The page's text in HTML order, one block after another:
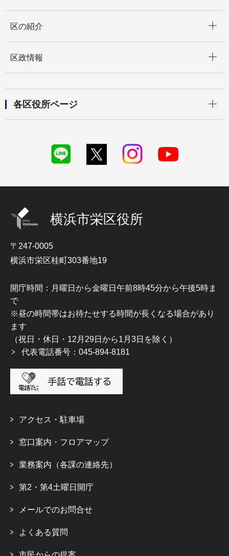
区の紹介
区政情報
各区役所ページ
横浜市栄区役所
〒247-0005
横浜市栄区桂町303番地19
開庁時間：月曜日から金曜日午前8時45分から午後5時ま
で
※昼の時間帯はお待たせする時間が長くなる場合があり
ます
（祝日・休日・12月29日から1月3日を除く）
代表電話番号：045-894-8181
アクセス・駐車場
窓口案内・フロアマップ
業務案内（各課の連絡先）
第2・第4土曜日開庁
メールでのお問合せ
よくある質問